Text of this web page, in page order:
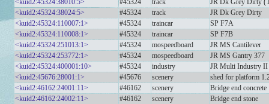
<kuid2:45324:38010:5>
#45324 track
JR Dk Grey Dirty
<kuid2:45324:38024:5>
#45324 track
JR Dk Grey Dirty
<kuid2:45324:110007:1>
#45324 traincar
SP F7A
<kuid2:45324:110008:1>
#45324 traincar
SP F7B
<kuid2:45324:251013:1>
#45324 mospeedboard
JR MS Cantilever
<kuid2:45324:253772:1>
#45324 mospeedboard
JR MS Gantry 377
<kuid2:45324:400001:10>
#45324 industry
JR Multi Industry II
<kuid2:45676:28001:1>
#45676 scenery
shed for platform
<kuid2:46162:24001:11>
#46162 scenery
Bridge end concrete
<kuid2:46162:24002:11>
#46162 scenery
Bridge end stone